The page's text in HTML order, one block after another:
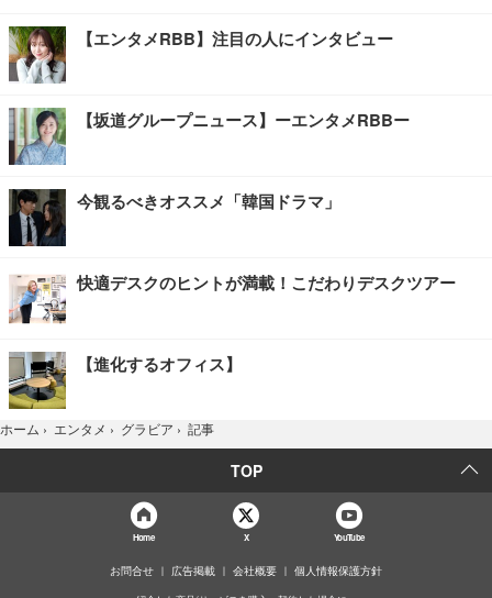
【エンタメRBB】注目の人にインタビュー
【坂道グループニュース】ーエンタメRBBー
今観るべきオススメ「韓国ドラマ」
快適デスクのヒントが満載！こだわりデスクツアー
【進化するオフィス】
ホーム › エンタメ › グラビア › 記事
TOP
Home X YouTube
お問合せ 広告掲載 会社概要 個人情報保護方針